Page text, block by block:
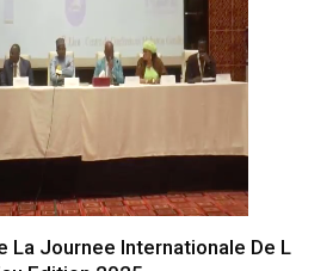
La Journee Internationale De L